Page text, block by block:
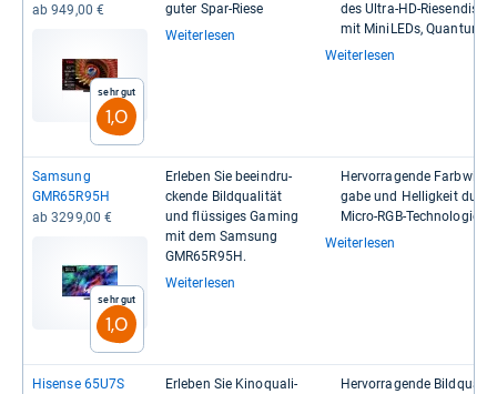
ab 949,00 €
Sehr gut
1,0
guter Spar-​Riese
Weiterlesen
des Ultra-​​HD-​​
mit Mini­LEDs, Quan­tum
Weiterlesen
Sam­sung
GMR65R95H
ab 3299,00 €
Sehr gut
1,0
Erle­ben Sie beein­dru­
ckende Bild­qua­li­tät
und flüs­si­ges Gaming
mit dem Sam­sung
GMR65R95H.
Weiterlesen
Her­vor­ra­gende
gabe und Hel­lig­keit durch
Micro-​​RGB-​​Tech­no­lo­gie
Weiterlesen
Hisense 65U7S
Erle­ben Sie Kino­qua­li­
Her­vor­ra­gende